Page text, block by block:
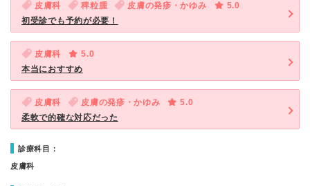
皮膚科 稗粒腫 皮膚の発疹・かゆみ
5.0
初受診でも予約が必要！
皮膚科
5.0
本当におすすめ
皮膚科 皮膚の発疹・かゆみ
5.0
柔軟で的確な対応だった
診療科目：
皮膚科